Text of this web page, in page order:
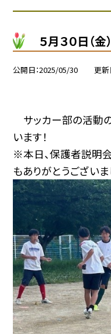
５月３０日（
公開日 2025/05/30 更新
サッカー部の活動
います！
※本日、保護者説明
もありがとうございま